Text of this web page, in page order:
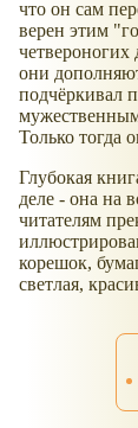
что он сам
верен этим
четвероногих
они
подчёркивал
Только тогда
Глубокая
деле - она на
читателям
корешок,
светлая,